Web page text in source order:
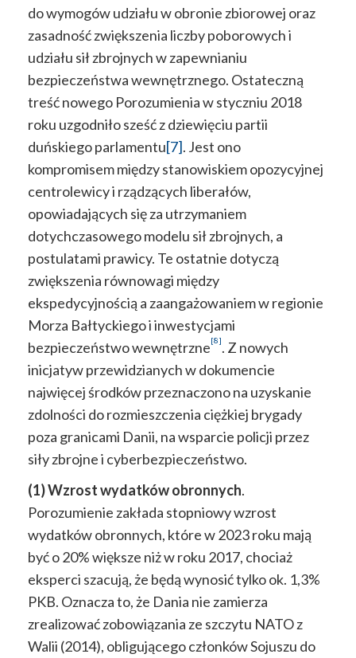
do wymogów udziału w obronie zbiorowej oraz
zasadność zwiększenia liczby poborowych i
udziału sił zbrojnych w zapewnianiu
bezpieczeństwa wewnętrznego. Ostateczną
treść nowego Porozumienia w styczniu 2018
roku uzgodniło sześć z dziewięciu partii
duńskiego parlamentu[7]. Jest ono
kompromisem między stanowiskiem opozycyjnej
centrolewicy i rządzących liberałów,
opowiadających się za utrzymaniem
dotychczasowego modelu sił zbrojnych, a
postulatami prawicy. Te ostatnie dotyczą
zwiększenia równowagi między
ekspedycyjnością a zaangażowaniem w regionie
Morza Bałtyckiego i inwestycjami
bezpieczeństwo wewnętrzne[8]. Z nowych
inicjatyw przewidzianych w dokumencie
najwięcej środków przeznaczono na uzyskanie
zdolności do rozmieszczenia ciężkiej brygady
poza granicami Danii, na wsparcie policji przez
siły zbrojne i cyberbezpieczeństwo.
(1) Wzrost wydatków obronnych.
Porozumienie zakłada stopniowy wzrost
wydatków obronnych, które w 2023 roku mają
być o 20% większe niż w roku 2017, chociaż
eksperci szacują, że będą wynosić tylko ok. 1,3%
PKB. Oznacza to, że Dania nie zamierza
zrealizować zobowiązania ze szczytu NATO z
Walii (2014), obligującego członków Sojuszu do